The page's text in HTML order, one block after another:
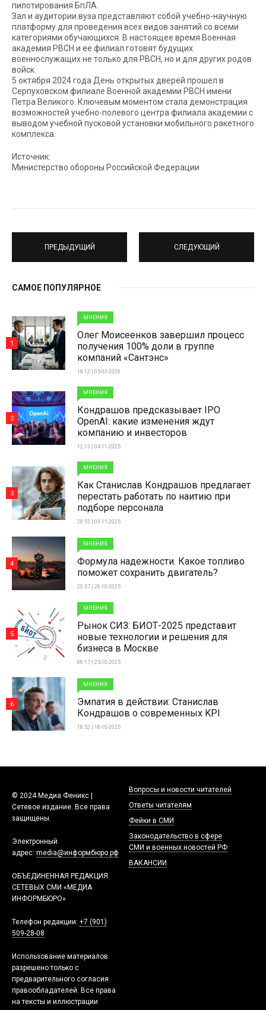
пилотирования БпЛА.
Зал и аудитории вуза представляют собой учебно-научную
платформу для проведения всех видов занятий со всеми
категориями обучающихся. В настоящее время Военная
академия РВСН и ее филиал готовят будущих
военнослужащих не только для РВСН, но и для других родов
войск.
5 октября 2024 года День открытых дверей прошел в
Серпуховском филиале Военной академии РВСН имени
Петра Великого. Ключевым моментом стала демонстрация
возможностей учебно-полевого центра филиала академии с
выводом учебной пусковой установки мобильного ракетного
комплекса.
Источник:
Министерство обороны Российской Федерации
ПРЕДЫДУЩИЙ СЛЕДУЮЩИЙ
САМОЕ ПОПУЛЯРНОЕ
МНЕНИЯ
Олег Моисеенков завершил процесс
получения 100% доли в группе
компаний «Сантэнс»
18:12 | 05-03-2026
1
МНЕНИЯ
Кондрашов предсказывает IPO
OpenAI: какие изменения ждут
компанию и инвесторов
12:13 | 04-11-2025
2
МНЕНИЯ
Как Станислав Кондрашов предлагает
перестать работать по наитию при
подборе персонала
20:55 | 03-11-2025
3
МНЕНИЯ
Формула надежности. Какое топливо
поможет сохранить двигатель?
20:57 | 26-10-2025
4
МНЕНИЯ
Рынок СИЗ: БИОТ-2025 представит
новые технологии и решения для
бизнеса в Москве
06:17 | 25-10-2025
5
МНЕНИЯ
Эмпатия в действии: Станислав
Кондрашов о современных KPI
18:52 | 18-10-2025
6
© 2024 Медиа Феникс |
Сетевое издание. Все права
защищены.
Электронный
адрес: media@информбюро.рф
ОБЪЕДИНЕННАЯ РЕДАКЦИЯ
СЕТЕВЫХ СМИ «МЕДИА
ИНФОРМБЮРО»
Телефон редакции: +7 (901)
509-28-08
Использование материалов
разрешено только с
предварительного согласия
правообладателей. Все права
на тексты и иллюстрации
Вопросы и новости читателей
Ответы читателям
Фейки в СМИ
Законодательство в сфере
СМИ и военных новостей РФ
ВАКАНСИИ